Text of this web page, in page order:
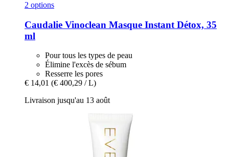
2 options
Caudalie Vinoclean Masque Instant Détox, 35
ml
Pour tous les types de peau
Élimine l'excès de sébum
Resserre les pores
€ 14,01 (€ 400,29 / L)
Livraison jusqu'au 13 août